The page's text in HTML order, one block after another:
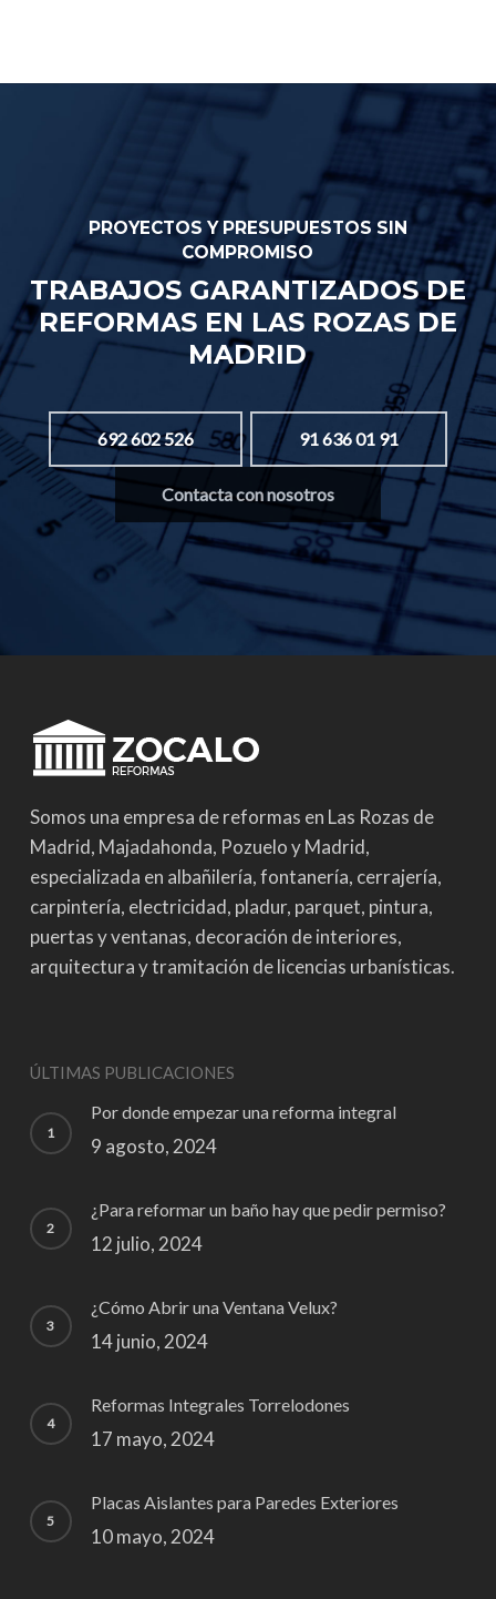
PROYECTOS Y PRESUPUESTOS SIN
COMPROMISO
TRABAJOS GARANTIZADOS DE
REFORMAS EN LAS ROZAS DE
MADRID
692 602 526 91 636 01 91
Contacta con nosotros
Somos una empresa de reformas en Las Rozas de
Madrid, Majadahonda, Pozuelo y Madrid,
especializada en albañilería, fontanería, cerrajería,
carpintería, electricidad, pladur, parquet, pintura,
puertas y ventanas, decoración de interiores,
arquitectura y tramitación de licencias urbanísticas.
ÚLTIMAS PUBLICACIONES
Por donde empezar una reforma integral
9 agosto, 2024
¿Para reformar un baño hay que pedir permiso?
12 julio, 2024
¿Cómo Abrir una Ventana Velux?
14 junio, 2024
Reformas Integrales Torrelodones
17 mayo, 2024
Placas Aislantes para Paredes Exteriores
10 mayo, 2024